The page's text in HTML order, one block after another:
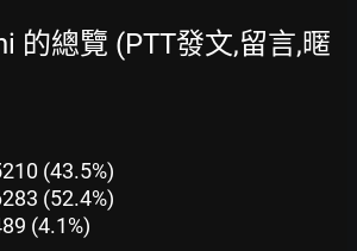
的總覽 (PTT發文,留言,暱
(43.5%)
(52.4%)
(4.1%)